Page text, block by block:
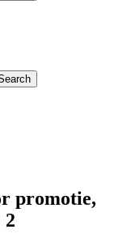
promotie,